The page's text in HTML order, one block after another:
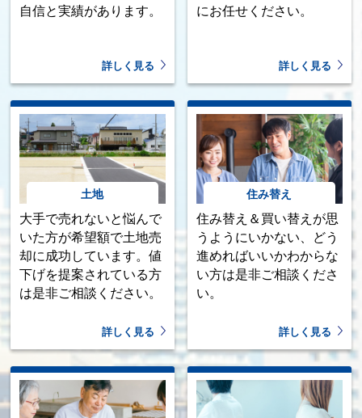
自信と実績があります。
詳しく見る
にお任せください。
詳しく見る
土地
大手で売れないと悩んで
いた方が希望額で土地売
却に成功しています。値
下げを提案されている方
は是非ご相談ください。
詳しく見る
住み替え
住み替え＆買い替えが思
うようにいかない、どう
進めればいいかわからな
い方は是非ご相談くださ
い。
詳しく見る